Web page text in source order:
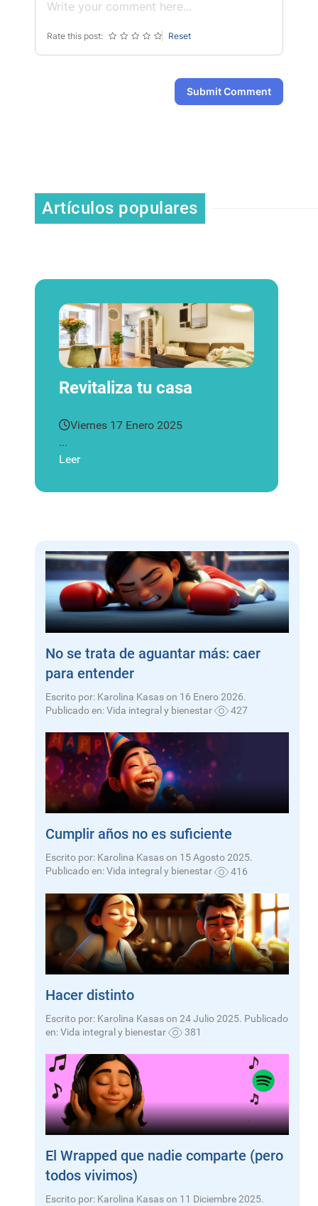
Rate this post: Reset
Submit Comment
Artículos populares
Revitaliza tu casa
Viernes 17 Enero 2025
...
Leer
No se trata de aguantar más: caer
para entender
Escrito por: Karolina Kasas on 16 Enero 2026.
Publicado en:Vida integral y bienestar 427
Cumplir años no es suficiente
Escrito por: Karolina Kasas on 15 Agosto 2025.
Publicado en:Vida integral y bienestar 416
Hacer distinto
Escrito por: Karolina Kasas on 24 Julio 2025. Publicado
en:Vida integral y bienestar 381
El Wrapped que nadie comparte (pero
todos vivimos)
Escrito por: Karolina Kasas on 11 Diciembre 2025.